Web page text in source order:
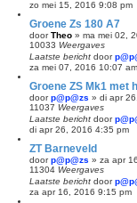
zo mei 15, 2016 9:08 pm
Groene Zs 180 A7
doorTheo » ma mei 02,
10033 Weergaves
Laatste bericht door
za mei 07, 2016 10:07 am
Groene ZS Mk1 met
doorp@p@zs » di apr
11037 Weergaves
Laatste bericht door
di apr 26, 2016 4:35 pm
ZT Barneveld
doorp@p@zs » za apr
11304 Weergaves
Laatste bericht door
za apr 16, 2016 9:15 pm